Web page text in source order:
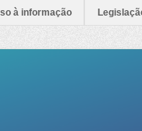
à informação